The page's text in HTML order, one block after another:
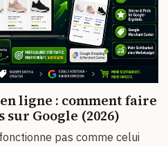
ligne : comment faire
Google (2026)
pas comme celui